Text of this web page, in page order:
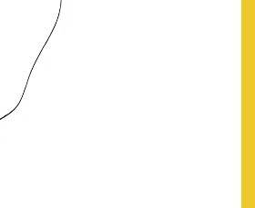
CORAZÓN SONRIENTE
4.50
AL CARRITO